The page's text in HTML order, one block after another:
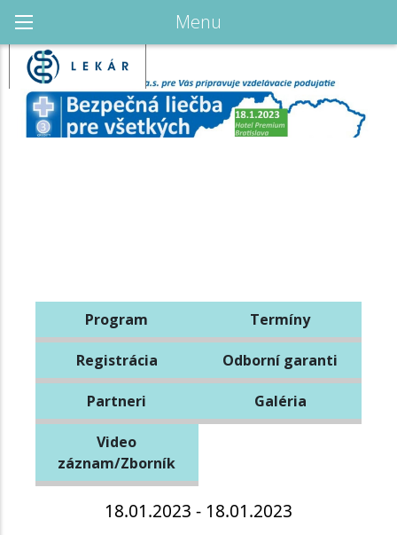
Menu
Program Termíny
Registrácia Odborní garanti
Partneri Galéria
Video
záznam/Zborník
18.01.2023 - 18.01.2023